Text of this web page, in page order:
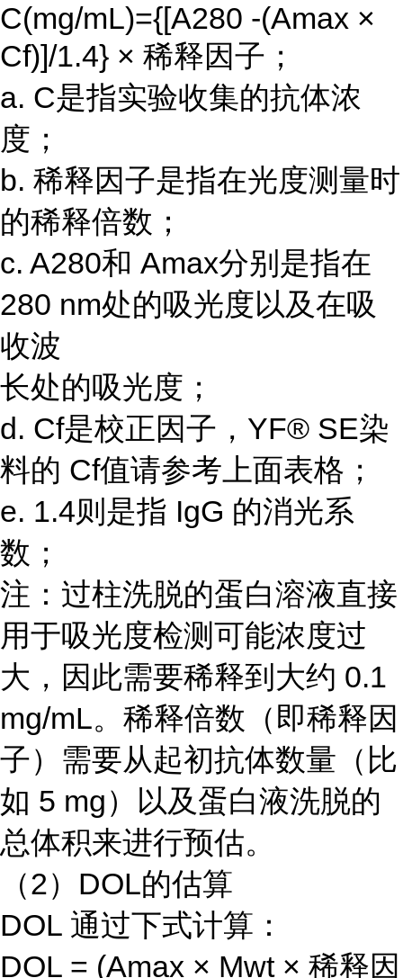
C(mg/mL)={[A280 -(Amax ×
Cf)]/1.4} × 稀释因子；
a. C是指实验收集的抗体浓
度；
b. 稀释因子是指在光度测量时
的稀释倍数；
c. A280和 Amax分别是指在
280 nm处的吸光度以及在吸
收波
长处的吸光度；
d. Cf是校正因子，YF® SE染
料的 Cf值请参考上面表格；
e. 1.4则是指 IgG 的消光系
数；
注：过柱洗脱的蛋白溶液直接
用于吸光度检测可能浓度过
大，因此需要稀释到大约 0.1
mg/mL。稀释倍数（即稀释因
子）需要从起初抗体数量（比
如 5 mg）以及蛋白液洗脱的
总体积来进行预估。
（2）DOL的估算
DOL 通过下式计算：
DOL = (Amax × Mwt × 稀释因